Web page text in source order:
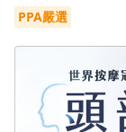
PPA嚴選